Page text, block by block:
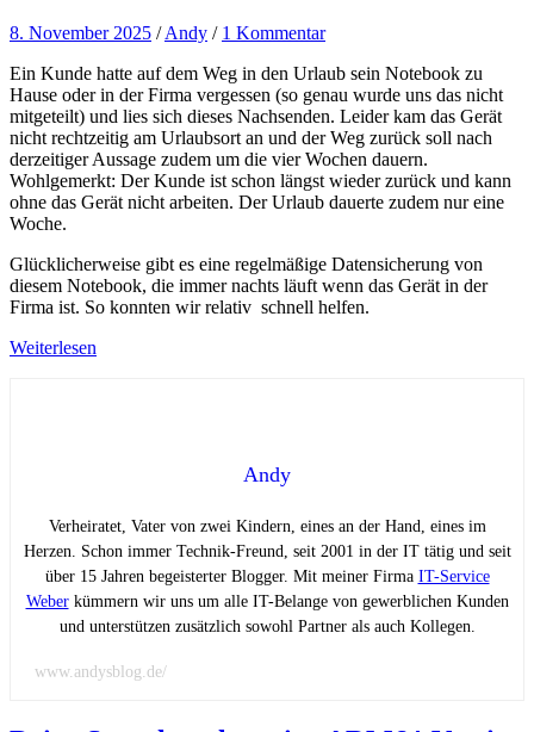
8. November 2025 /Andy / 1 Kommentar
Ein Kunde hatte auf dem Weg in den Urlaub sein Notebook zu
Hause oder in der Firma vergessen (so genau wurde uns das nicht
mitgeteilt) und lies sich dieses Nachsenden. Leider kam das Gerät
nicht rechtzeitig am Urlaubsort an und der Weg zurück soll nach
derzeitiger Aussage zudem um die vier Wochen dauern.
Wohlgemerkt: Der Kunde ist schon längst wieder zurück und kann
ohne das Gerät nicht arbeiten. Der Urlaub dauerte zudem nur eine
Woche.
Glücklicherweise gibt es eine regelmäßige Datensicherung von
diesem Notebook, die immer nachts läuft wenn das Gerät in der
Firma ist. So konnten wir relativ schnell helfen.
Weiterlesen
Andy
Verheiratet, Vater von zwei Kindern, eines an der Hand, eines im
Herzen. Schon immer Technik-Freund, seit 2001 in der IT tätig und seit
über 15 Jahren begeisterter Blogger. Mit meiner Firma IT-Service
Weberkümmern wir uns um alle IT-Belange von gewerblichen Kunden
und unterstützen zusätzlich sowohl Partner als auch Kollegen.
www.andysblog.de/